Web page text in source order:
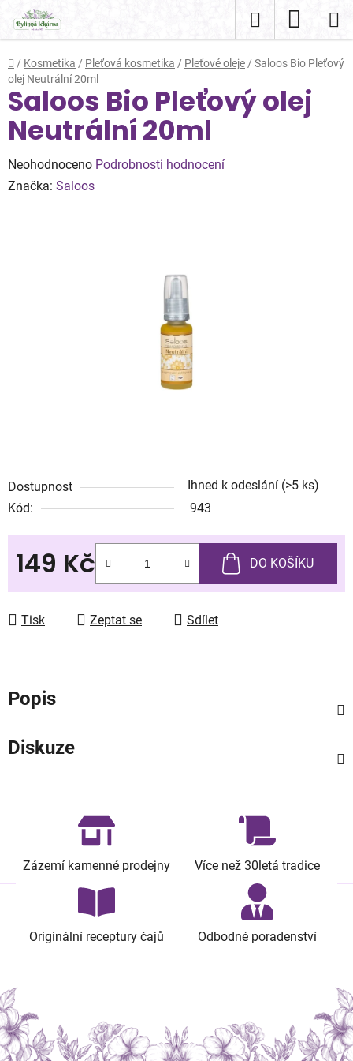
obsah
Hledat
KOŠÍK
Domů
/ Kosmetika / Pleťová kosmetika / Pleťové oleje / Saloos Bio Pleťový
olej Neutrální 20ml
Dostupnost Ihned k odeslání (>5 ks)
Kód:
943
149 Kč DO KOŠÍKU
Tisk Zeptat se Sdílet
Saloos Bio Pleťový olej
Neutrální 20ml
Průměrné
hodnocení
Neohodnoceno Podrobnosti hodnocení
Značka: Saloos
Popis
Diskuze
Zázemí kamenné prodejny Více než 30letá tradice
Originální receptury čajů Odbodné poradenství